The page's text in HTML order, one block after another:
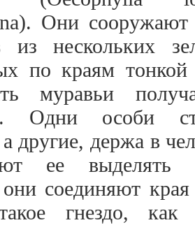
Они сооружают
из нескольких
по краям
муравьи
Одни особи
а другие, держа в
ее
соединяют
гнездо, как